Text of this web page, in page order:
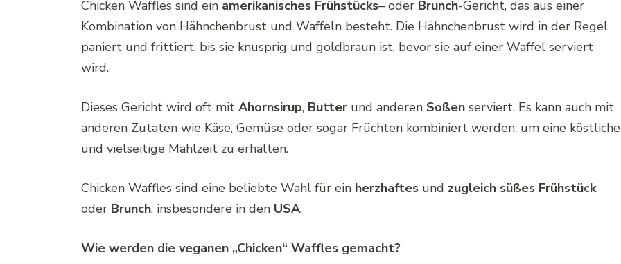
Chicken Waffles sind ein amerikanisches Frühstücks– oder Brunch-Gericht, das aus einer
Kombination von Hähnchenbrust und Waffeln besteht. Die Hähnchenbrust wird in der Regel
paniert und frittiert, bis sie knusprig und goldbraun ist, bevor sie auf einer Waffel serviert
wird.
Dieses Gericht wird oft mit Ahornsirup, Butter und anderen Soßen serviert. Es kann auch mit
anderen Zutaten wie Käse, Gemüse oder sogar Früchten kombiniert werden, um eine köstliche
und vielseitige Mahlzeit zu erhalten.
Chicken Waffles sind eine beliebte Wahl für ein herzhaftes und zugleich süßes Frühstück
oder Brunch, insbesondere in den USA.
Wie werden die veganen „Chicken“ Waffles gemacht?